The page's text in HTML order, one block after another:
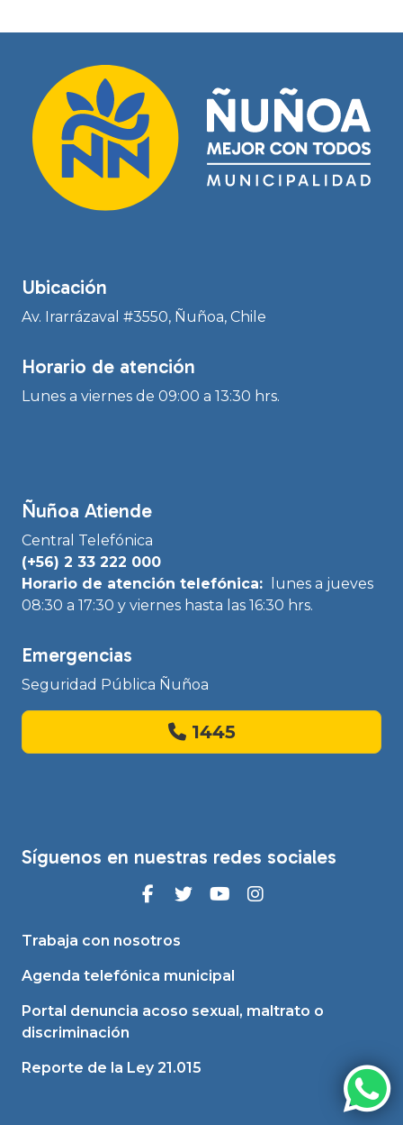
Ubicación
Av. Irarrázaval #3550, Ñuñoa, Chile
Horario de atención
Lunes a viernes de 09:00 a 13:30 hrs.
Ñuñoa Atiende
Central Telefónica
(+56) 2 33 222 000
Horario de atención telefónica:
lunes a jueves
08:30 a 17:30 y viernes hasta las 16:30 hrs.
Emergencias
Seguridad Pública Ñuñoa
1445
Síguenos en nuestras redes sociales
Trabaja con nosotros
Agenda telefónica municipal
Portal denuncia acoso sexual, maltrato o
discriminación
Reporte de la Ley 21.015